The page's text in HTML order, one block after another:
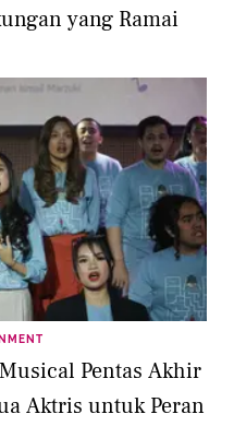
yang Ramai
Pentas Akhir
Aktris untuk Peran